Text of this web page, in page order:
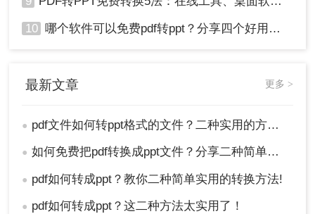
10 哪个软件可以免费pdf转ppt？分享四个好用的转换工具！
最新文章 更多 >
● pdf文件如何转ppt格式的文件？二种实用的方法，一定要知道！
● 如何免费把pdf转换成ppt文件？分享二种简单方法！
● pdf如何转成ppt？教你二种简单实用的转换方法!
● pdf如何转成ppt？这二种方法太实用了！